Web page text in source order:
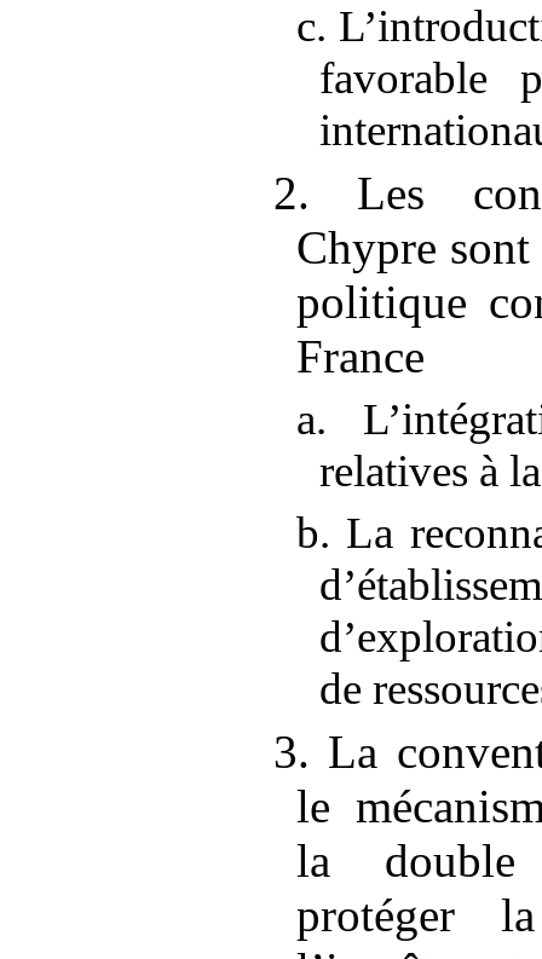
c.
favorable
2. Les
Chypre
politique
France
a.
relatives à
b. La
de
3. La
le
la double
protéger